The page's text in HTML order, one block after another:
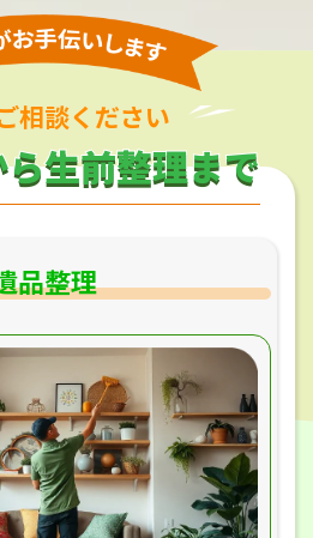
相談ください
生前整理まで
生前整理まで
品整理